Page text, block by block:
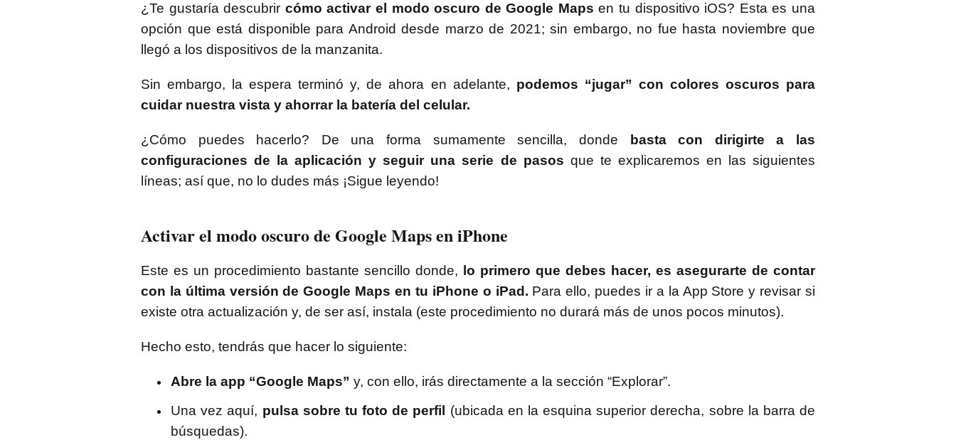
¿Te gustaría descubrir cómo activar el modo oscuro de Google Maps en tu dispositivo iOS? Esta es una
opción que está disponible para Android desde marzo de 2021; sin embargo, no fue hasta noviembre que
llegó a los dispositivos de la manzanita.
Sin embargo, la espera terminó y, de ahora en adelante, podemos “jugar” con colores oscuros para
cuidar nuestra vista y ahorrar la batería del celular.
¿Cómo puedes hacerlo? De una forma sumamente sencilla, donde
basta con dirigirte a las
configuraciones de la aplicación y seguir una serie de pasos que te explicaremos en las siguientes
líneas; así que, no lo dudes más ¡Sigue leyendo!
Activar el modo oscuro de Google Maps en iPhone
Este es un procedimiento bastante sencillo donde,
lo primero que debes hacer, es asegurarte de contar
con la última versión de Google Maps en tu iPhone o iPad. Para ello, puedes ir a la App Store y revisar si
existe otra actualización y, de ser así, instala (este procedimiento no durará más de unos pocos minutos).
Hecho esto, tendrás que hacer lo siguiente:
Abre la app “Google Maps” y, con ello, irás directamente a la sección “Explorar”.
Una vez aquí, pulsa sobre tu foto de perfil
(ubicada en la esquina superior derecha, sobre la barra de
búsquedas).